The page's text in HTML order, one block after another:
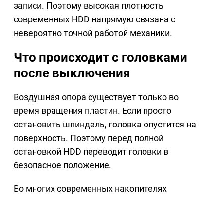
записи. Поэтому высокая плотность
современных HDD напрямую связана с
невероятно точной работой механики.
Что происходит с головками
после выключения
Воздушная опора существует только во
время вращения пластин. Если просто
остановить шпиндель, головка опустится на
поверхность. Поэтому перед полной
остановкой HDD переводит головки в
безопасное положение.
Во многих современных накопителях